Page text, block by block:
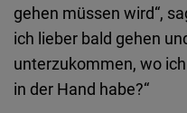
gehen müssen wird“,
ich lieber bald gehen
unterzukommen, wo
in der Hand habe?“